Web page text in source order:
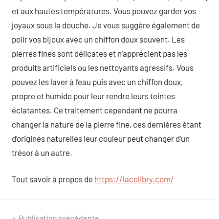
et aux hautes températures. Vous pouvez garder vos
joyaux sous la douche. Je vous suggère également de
polir vos bijoux avec un chiffon doux souvent. Les
pierres fines sont délicates et n’apprécient pas les
produits artificiels ou les nettoyants agressifs. Vous
pouvez les laver à l’eau puis avec un chiffon doux,
propre et humide pour leur rendre leurs teintes
éclatantes. Ce traitement cependant ne pourra
changer la nature de la pierre fine, ces dernières étant
d’origines naturelles leur couleur peut changer d’un
trésor à un autre.
Tout savoir à propos de https://lacolibry.com/